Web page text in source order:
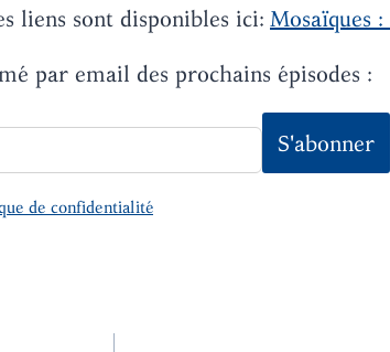
liens sont disponibles ici: Mosaïques
par email des prochains épisodes :
de confidentialité